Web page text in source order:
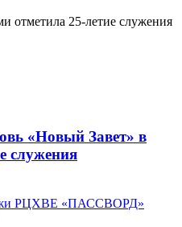
отметила 25-летие служения
«Новый Завет» в
служения